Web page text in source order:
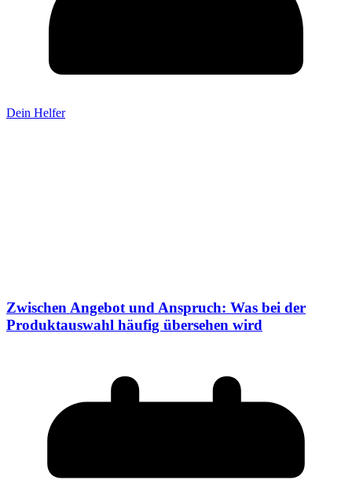
Dein Helfer
Zwischen Angebot und Anspruch: Was bei der
Produktauswahl häufig übersehen wird